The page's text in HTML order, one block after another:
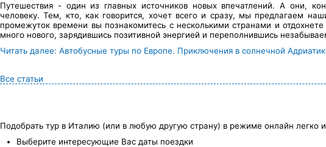
Путешествия - один из главных источников новых впечатлений. А они,
человеку. Тем, кто, как говорится, хочет всего и сразу, мы предлагаем
промежуток времени вы познакомитесь с несколькими странами и
много нового, зарядившись позитивной энергией и переполнившись
Читать далее: Автобусные туры по Европе. Приключения в солнечной
Все статьи
Подобрать тур в Италию (или в любую другую страну) в режиме онлайн легко
Выберите интересующие Вас даты поездки